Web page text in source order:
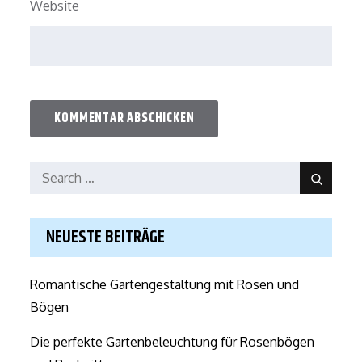
Website
Search
Search
NEUESTE BEITRÄGE
Romantische Gartengestaltung mit Rosen und
Bögen
Die perfekte Gartenbeleuchtung für Rosenbögen